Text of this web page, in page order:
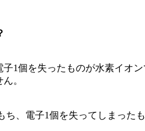
1個を失ったものが水素イオン
。
、電子1個を失ってしまった